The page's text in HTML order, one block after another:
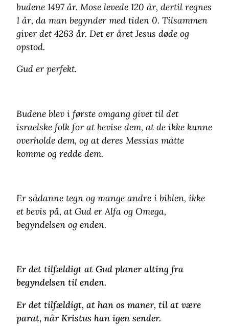
budene 1497 år. Mose levede 120 år, dertil regnes
1 år, da man begynder med tiden 0. Tilsammen
giver det 4263 år. Det er året Jesus døde og
opstod.
Gud er perfekt.
Budene blev i første omgang givet til det
israelske folk for at bevise dem, at de ikke kunne
overholde dem, og at deres Messias måtte
komme og redde dem.
Er sådanne tegn og mange andre i biblen, ikke
et bevis på, at Gud er Alfa og Omega,
begyndelsen og enden.
Er det tilfældigt at Gud planer alting fra
begyndelsen til enden.
Er det tilfældigt, at han os maner, til at være
parat, når Kristus han igen sender.